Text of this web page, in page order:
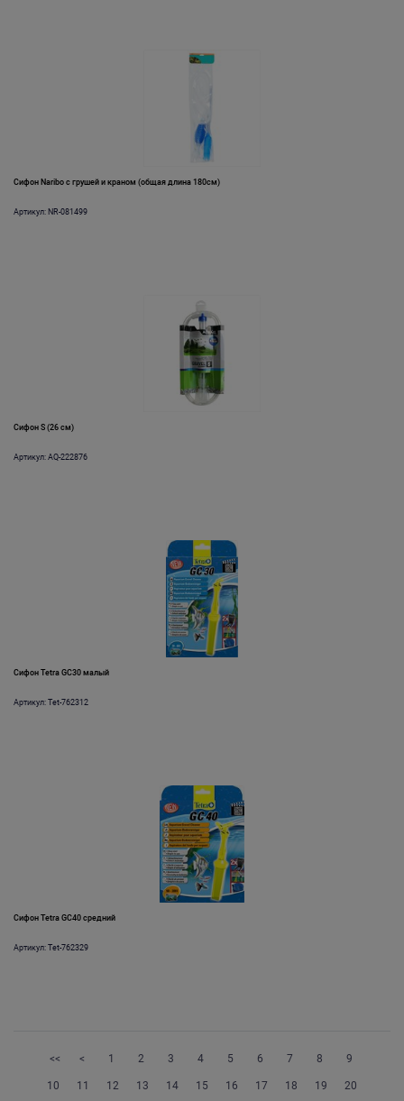
Сифон Naribo с грушей и краном (общая длина 180см)
Артикул: NR-081499
Сифон S (26 см)
Артикул: AQ-222876
Сифон Tetra GC30 малый
Артикул: Tet-762312
Сифон Tetra GC40 средний
Артикул: Tet-762329
<< < 1 2 3 4 5 6 7 8 9
10 11 12 13 14 15 16 17 18 19 20